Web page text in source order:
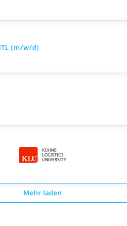
(m/w/d)
Mehr laden